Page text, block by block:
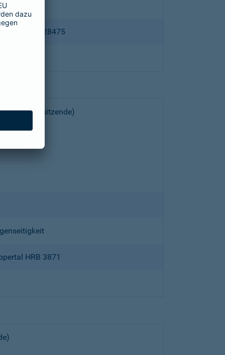
HRB 28475
(Vorsitzende)
HRB 3871